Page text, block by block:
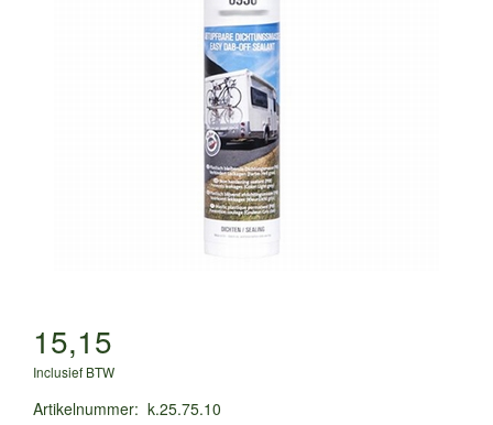
15,15
Inclusief BTW
Artikelnummer: k.25.75.10